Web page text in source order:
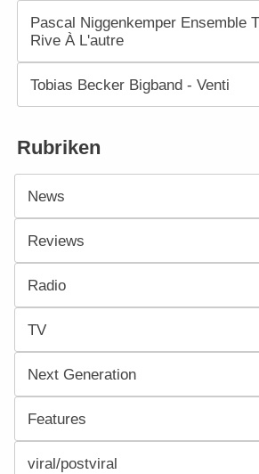
Pascal Niggenkemper Ensemble
Rive À L'autre
Tobias Becker Bigband - Venti
Rubriken
News
Reviews
Radio
TV
Next Generation
Features
viral/postviral